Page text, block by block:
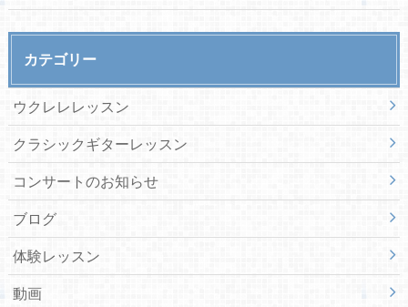
カテゴリー
ウクレレレッスン
クラシックギターレッスン
コンサートのお知らせ
ブログ
体験レッスン
動画